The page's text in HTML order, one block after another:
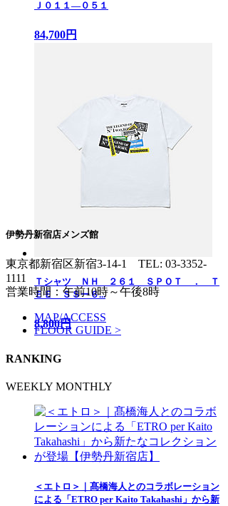
Ｊ０１１—０５１
84,700円
Ｔシャツ ＮＨ ２６１ ＳＰＯＴ ． Ｔ
ＥＥ ＳＳー６...
8,800円
伊勢丹新宿店メンズ館
東京都新宿区新宿3-14-1 TEL: 03-3352-
1111
営業時間：午前10時～午後8時
MAP/ACCESS
FLOOR GUIDE >
RANKING
WEEKLY MONTHLY
＜エトロ＞｜髙橋海人とのコラボレーション
による「ETRO per Kaito Takahashi」から新